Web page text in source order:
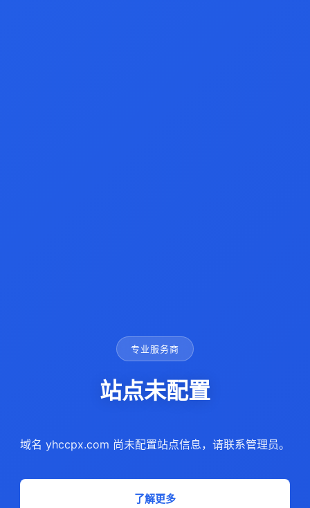
专业服务商
站点未配置
域名 yhccpx.com 尚未配置站点信息，请联系管理员。
了解更多